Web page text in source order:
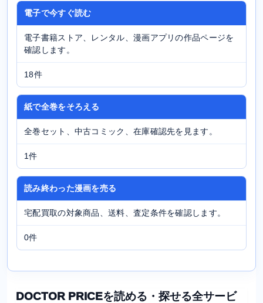
電子で今すぐ読む
電子書籍ストア、レンタル、漫画アプリの作品ページを
確認します。
18件
紙で全巻をそろえる
全巻セット、中古コミック、在庫確認先を見ます。
1件
読み終わった漫画を売る
宅配買取の対象商品、送料、査定条件を確認します。
0件
DOCTOR PRICEを読める・探せる全サービ